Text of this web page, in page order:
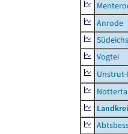
Anrode
Vogtei